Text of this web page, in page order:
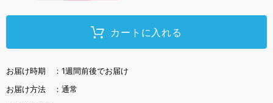
カートに入れる
お届け時期 ： 1週間前後でお届け
お届け方法 ： 通常